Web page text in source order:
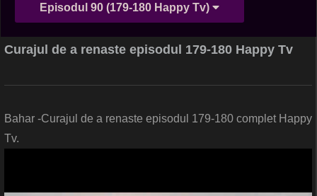
Episodul 90 (179-180 Happy Tv)
Curajul de a renaste episodul 179-180 Happy Tv
Bahar -Curajul de a renaste episodul 179-180 complet Happy
Tv.